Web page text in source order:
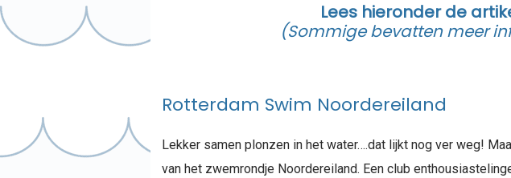
Lees hieronder de
(Sommige bevatten meer
Rotterdam Swim Noordereiland
Lekker samen plonzen in het water….dat lijkt nog ver weg!
van het zwemrondje Noordereiland. Een club